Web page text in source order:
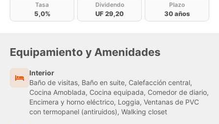
Tasa
5,0%
Dividendo
UF 29,20
Plazo
30 años
Equipamiento y Amenidades
Interior
Baño de visitas, Baño en suite, Calefacción central,
Cocina Amoblada, Cocina equipada, Comedor de diario,
Encimera y horno eléctrico, Loggia, Ventanas de PVC
con termopanel (antiruidos), Walking closet